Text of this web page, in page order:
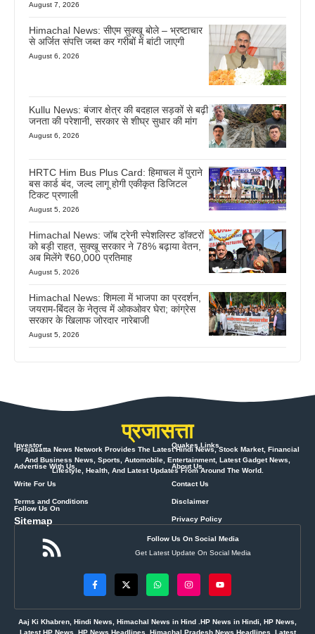
August 7, 2026
Himachal News: सीएम सुक्खू बोले – भ्रष्टाचार
से अर्जित संपत्ति जब्त कर गरीबों में बांटी जाएगी
August 6, 2026
Kullu News: बंजार क्षेत्र की बदहाल सड़कों से बढ़ी
जनता की परेशानी, सरकार से शीघ्र सुधार की मांग
August 6, 2026
HRTC Him Bus Plus Card: हिमाचल में पुराने
बस कार्ड बंद, जल्द लागू होगी एकीकृत डिजिटल
टिकट प्रणाली
August 5, 2026
Himachal News: जॉब ट्रेनी स्पेशलिस्ट डॉक्टरों
को बड़ी राहत, सुक्खू सरकार ने 78% बढ़ाया वेतन,
अब मिलेंगे ₹60,000 प्रतिमाह
August 5, 2026
Himachal News: शिमला में भाजपा का प्रदर्शन,
जयराम-बिंदल के नेतृत्व में ओकओवर घेरा; कांग्रेस
सरकार के खिलाफ जोरदार नारेबाजी
August 5, 2026
प्रजासत्ता
Prajasatta News Network Provides The Latest Hindi News, Stock Market, Financial
And Business News, Sports, Automobile, Entertainment, Latest Gadget News,
Lifestyle, Health, And Latest Updates From Around The World.
Investor
Advertise With Us
Write For Us
Terms and Conditions
Sitemap
Quakes Links
About Us
Contact Us
Disclaimer
Privacy Policy
Follow Us On
Follow Us On Social Media
Get Latest Update On Social Media
Aaj Ki Khabren, Hindi News, Himachal News in Hind .HP News in Hindi, HP News,